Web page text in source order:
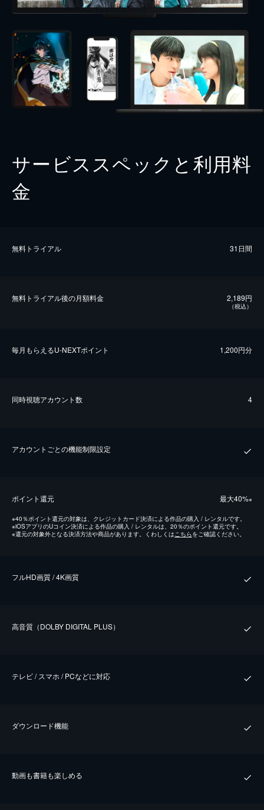
サービススペックと利用料
金
無料トライアル 31日間
無料トライアル後の⽉額料金 2,189円
（税込）
毎⽉もらえるU-NEXTポイント 1,200円分
同時視聴アカウント数 4
アカウントごとの機能制限設定
ポイント還元 最⼤40%※
※40％ポイント還元の対象は、クレジットカード決済による作品の購入 / レンタルです。
※iOSアプリのUコイン決済による作品の購入 / レンタルは、20％のポイント還元です。
※還元の対象外となる決済方法や商品があります。くわしくはこちらをご確認ください。
フルHD画質 / 4K画質
⾼⾳質（DOLBY DIGITAL PLUS）
テレビ / スマホ / PCなどに対応
ダウンロード機能
動画も書籍も楽しめる